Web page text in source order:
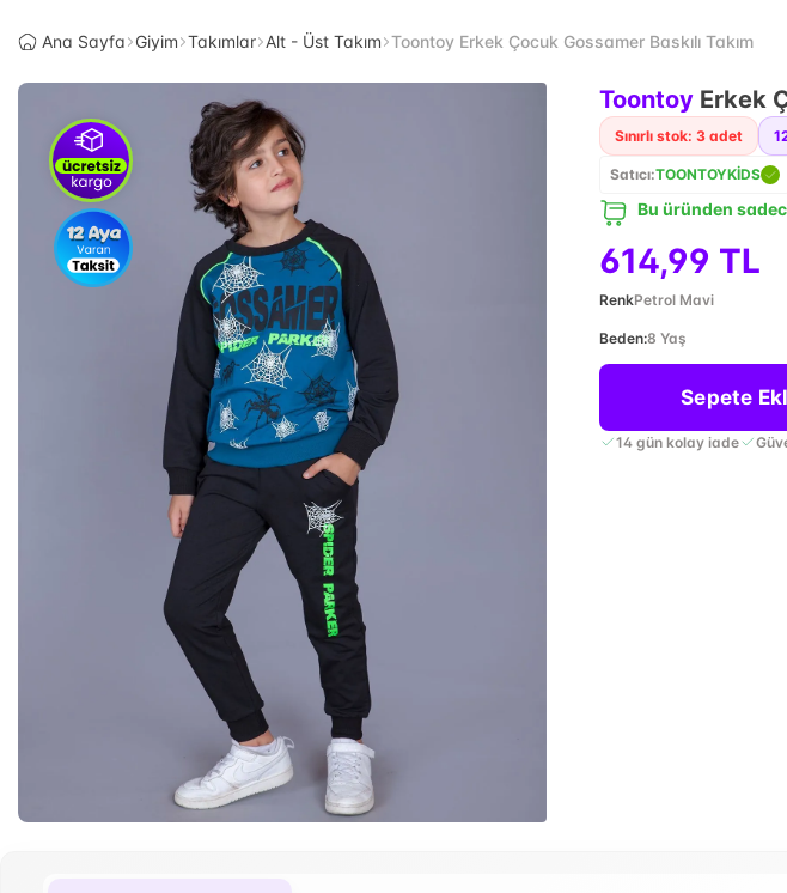
Ana Sayfa Giyim Takımlar Alt - Üst Takım Toontoy Erkek Çocuk Gossamer Baskılı Takım
Toontoy Erkek
Sınırlı stok: 3 adet
Satıcı:TOONTOYKİDS
Bu üründen
614,99 TL
RenkPetrol Mavi
Beden:8 Yaş
Sepete
14 gün kolay iade